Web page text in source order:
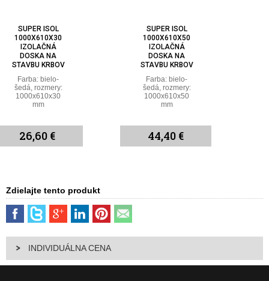
SUPER ISOL
1000X610X30
IZOLAČNÁ
DOSKA NA
STAVBU KRBOV
Farba: bielo-
šedá, rozmery:
1000x610x30
mm
26,60 €
SUPER ISOL
1000X610X50
IZOLAČNÁ
DOSKA NA
STAVBU KRBOV
Farba: bielo-
šedá, rozmery:
1000x610x50
mm
44,40 €
Zdielajte tento produkt
INDIVIDUÁLNA CENA